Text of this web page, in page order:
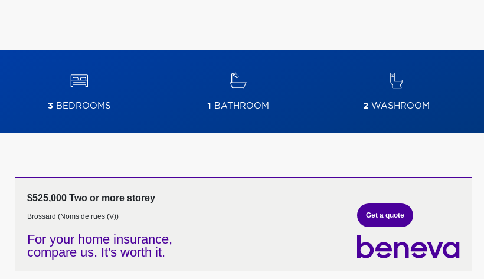
3BEDROOMS 1 BATHROOM 2 WASHROOM
$525,000 Two or more storey
Brossard (Noms de rues (V))
For your home insurance,
compare us. It's worth it.
Get a quote